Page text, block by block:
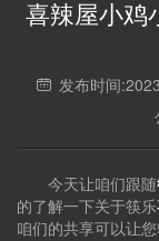
喜辣屋小鸡
发布时间
今天让咱们跟随
的了解一下关于筷乐
咱们的共享可以让